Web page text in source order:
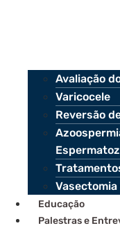
Avaliação
Varicocele
Reversão
Educação
Palestras e